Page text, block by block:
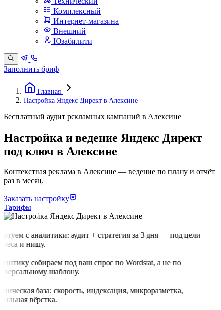
Комплексный
Интернет-магазина
Внешний
Юзабилити
Заполнить бриф
Главная
Настройка Яндекс Директ в Алексине
Бесплатный аудит рекламных кампаний в Алексине
Настройка и ведение Яндекс Директ
под ключ в Алексине
Контекстная реклама в Алексине — ведение по плану и отчёт
раз в месяц.
Заказать настройку
Тарифы
с аналитики: аудит + стратегия за 3 дня — под цели
и нишу.
собираем под ваш спрос по Wordstat, а не по
шаблону.
база: скорость, индексация, микроразметка,
вёрстка.